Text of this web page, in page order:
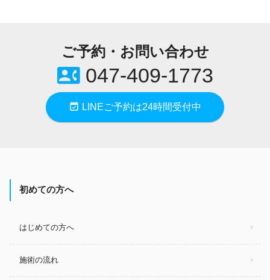
ご予約・お問い合わせ
contact_phone047-409-1773
event_available LINEご予約は24時間受付中
初めての方へ
はじめての方へ
施術の流れ